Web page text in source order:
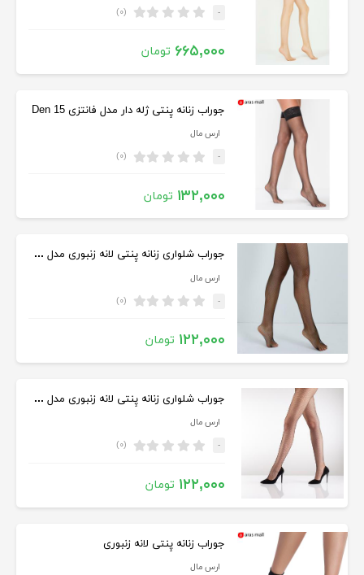
- (۰)
۶۶۵,۰۰۰ تومان
جوراب زنانه پِنتی ژله دار مدل فانتزی Den 15
ارس مال
- (۰)
۱۳۲,۰۰۰ تومان
جوراب شلواری زنانه پِنتی لانه زنبوری مدل خانه ریز
ارس مال
- (۰)
۱۲۲,۰۰۰ تومان
جوراب شلواری زنانه پِنتی لانه زنبوری مدل خانه درشت
ارس مال
- (۰)
۱۲۲,۰۰۰ تومان
جوراب زنانه پِنتی لانه زنبوری
ارس مال